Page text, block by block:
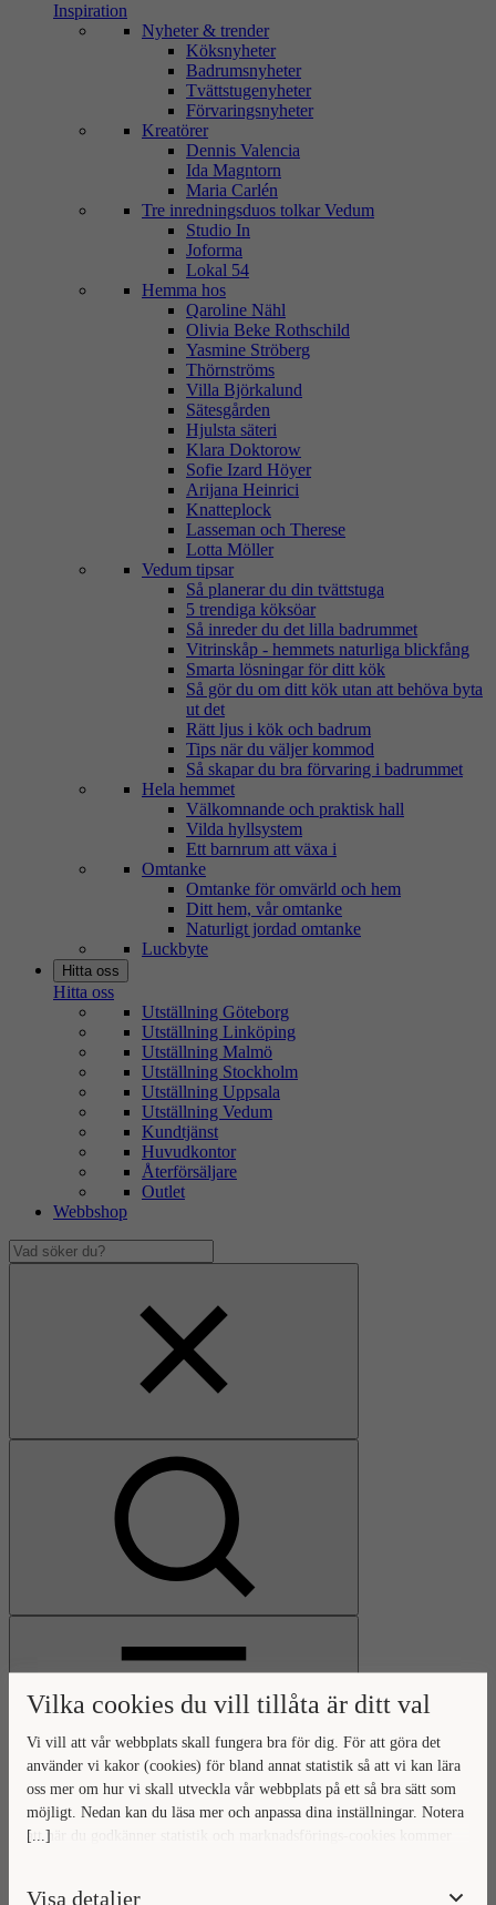
Vilka cookies du vill tillåta är ditt val
[...]
Vi vill att vår webbplats skall fungera bra för dig. För att göra det
använder vi kakor (cookies) för bland annat statistik så att vi kan lära
oss mer om hur vi skall utveckla vår webbplats på ett så bra sätt som
möjligt. Nedan kan du läsa mer och anpassa dina inställningar. Notera
att när du godkänner statistik och marknadsförings-cookies kommer
Visa detaljer
Inspiration
Nyheter & trender
Köksnyheter
Badrumsnyheter
Tvättstugenyheter
Förvaringsnyheter
Kreatörer
Dennis Valencia
Ida Magntorn
Maria Carlén
Tre inredningsduos tolkar Vedum
Studio In
Joforma
Lokal 54
Hemma hos
Qaroline Nähl
Olivia Beke Rothschild
Yasmine Ströberg
Thörnströms
Villa Björkalund
Sätesgården
Hjulsta säteri
Klara Doktorow
Sofie Izard Höyer
Arijana Heinrici
Knatteplock
Lasseman och Therese
Lotta Möller
Vedum tipsar
Så planerar du din tvättstuga
5 trendiga köksöar
Så inreder du det lilla badrummet
Vitrinskåp - hemmets naturliga blickfång
Smarta lösningar för ditt kök
Så gör du om ditt kök utan att behöva byta
ut det
Rätt ljus i kök och badrum
Tips när du väljer kommod
Så skapar du bra förvaring i badrummet
Hela hemmet
Välkomnande och praktisk hall
Vilda hyllsystem
Ett barnrum att växa i
Omtanke
Omtanke för omvärld och hem
Ditt hem, vår omtanke
Naturligt jordad omtanke
Luckbyte
Hitta oss
Hitta oss
Utställning Göteborg
Utställning Linköping
Utställning Malmö
Utställning Stockholm
Utställning Uppsala
Utställning Vedum
Kundtjänst
Huvudkontor
Återförsäljare
Outlet
Webbshop
Vad
söker
Öppna
huvudmeny
GåStäng
huvudmeny